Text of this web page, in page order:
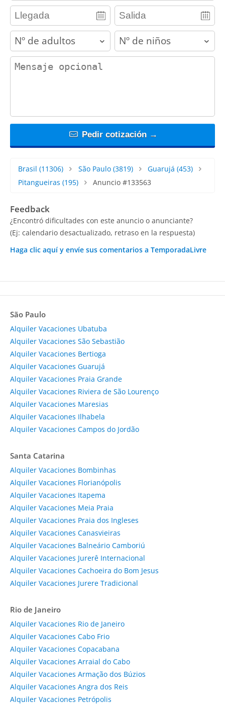
adults children
contact_message
Pedir cotización →
Brasil (11306) São Paulo(3819) Guarujá (453)
Pitangueiras (195) Anuncio #133563
Feedback
¿Encontró dificultades con este anuncio o anunciante?
(Ej: calendario desactualizado, retraso en la respuesta)
Haga clic aquí y envíe sus comentarios a TemporadaLivre
São Paulo
Alquiler Vacaciones Ubatuba
Alquiler Vacaciones São Sebastião
Alquiler Vacaciones Bertioga
Alquiler Vacaciones Guarujá
Alquiler Vacaciones Praia Grande
Alquiler Vacaciones Riviera de São Lourenço
Alquiler Vacaciones Maresias
Alquiler Vacaciones Ilhabela
Alquiler Vacaciones Campos do Jordão
Santa Catarina
Alquiler Vacaciones Bombinhas
Alquiler Vacaciones Florianópolis
Alquiler Vacaciones Itapema
Alquiler Vacaciones Meia Praia
Alquiler Vacaciones Praia dos Ingleses
Alquiler Vacaciones Canasvieiras
Alquiler Vacaciones Balneário Camboriú
Alquiler Vacaciones Jurerê Internacional
Alquiler Vacaciones Cachoeira do Bom Jesus
Alquiler Vacaciones Jurere Tradicional
Rio de Janeiro
Alquiler Vacaciones Rio de Janeiro
Alquiler Vacaciones Cabo Frio
Alquiler Vacaciones Copacabana
Alquiler Vacaciones Arraial do Cabo
Alquiler Vacaciones Armação dos Búzios
Alquiler Vacaciones Angra dos Reis
Alquiler Vacaciones Petrópolis